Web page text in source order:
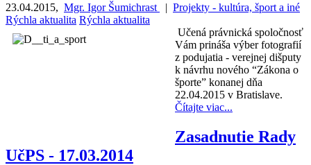
23.04.2015, Mgr. Igor Šumichrast | Projekty - kultúra, šport a iné
Rýchla aktualita Rýchla aktualita
Učená právnická spoločnosť
Vám prináša výber fotografií
z podujatia - verejnej dišputy
k návrhu nového “Zákona o
športe” konanej dňa
22.04.2015 v Bratislave.
Čítajte viac...
Zasadnutie Rady
UčPS - 17.03.2014